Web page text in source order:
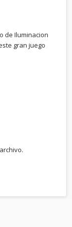
de Iluminacion
gran juego